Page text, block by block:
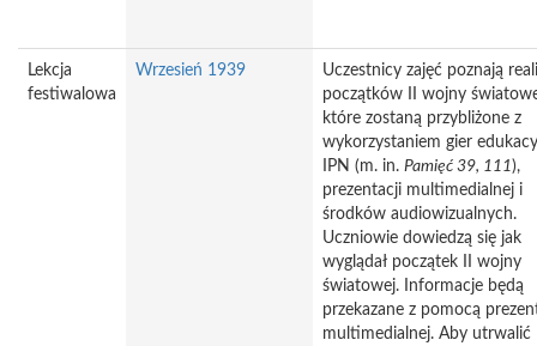
Lekcja
festiwalowa
Wrzesień 1939
Uczestnicy zajęć poznają
początków II wojny
które zostaną przybliżone z
wykorzystaniem gier
IPN (m. in. Pamięć 39, 111),
prezentacji multimedialnej i
środków audiowizualnych.
Uczniowie dowiedzą się jak
wyglądał początek II wojny
światowej. Informacje będą
przekazane z pomocą
multimedialnej. Aby utrwalić